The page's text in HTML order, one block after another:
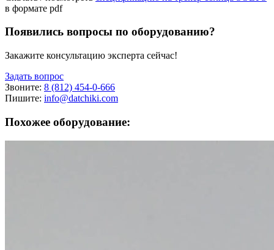
в формате pdf
Появились вопросы по оборудованию?
Закажите консультацию эксперта сейчас!
Задать вопрос
Звоните: 8 (812) 454-0-666
Пишите: info@datchiki.com
Похожее оборудование: